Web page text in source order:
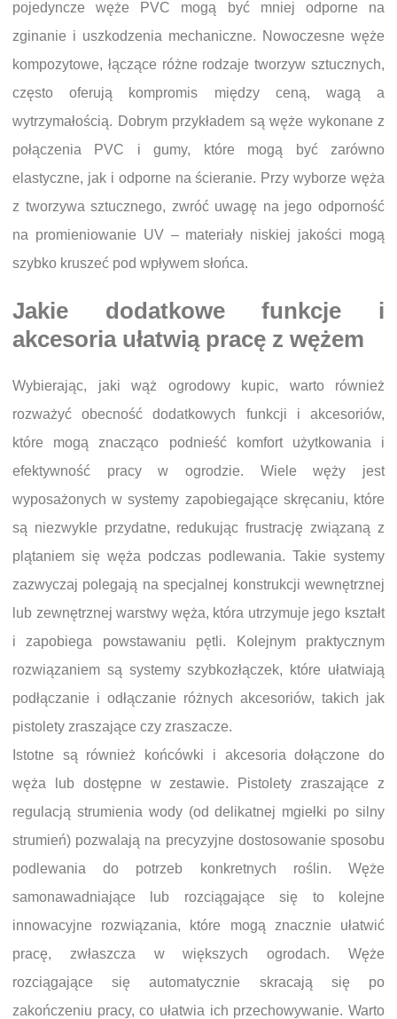
pojedyncze węże PVC mogą być mniej odporne na
zginanie i uszkodzenia mechaniczne. Nowoczesne węże
kompozytowe, łączące różne rodzaje tworzyw sztucznych,
często oferują kompromis między ceną, wagą a
wytrzymałością. Dobrym przykładem są węże wykonane z
połączenia PVC i gumy, które mogą być zarówno
elastyczne, jak i odporne na ścieranie. Przy wyborze węża
z tworzywa sztucznego, zwróć uwagę na jego odporność
na promieniowanie UV – materiały niskiej jakości mogą
szybko kruszeć pod wpływem słońca.
Jakie dodatkowe funkcje i
akcesoria ułatwią pracę z wężem
Wybierając, jaki wąż ogrodowy kupic, warto również
rozważyć obecność dodatkowych funkcji i akcesoriów,
które mogą znacząco podnieść komfort użytkowania i
efektywność pracy w ogrodzie. Wiele węży jest
wyposażonych w systemy zapobiegające skręcaniu, które
są niezwykle przydatne, redukując frustrację związaną z
plątaniem się węża podczas podlewania. Takie systemy
zazwyczaj polegają na specjalnej konstrukcji wewnętrznej
lub zewnętrznej warstwy węża, która utrzymuje jego kształt
i zapobiega powstawaniu pętli. Kolejnym praktycznym
rozwiązaniem są systemy szybkozłączek, które ułatwiają
podłączanie i odłączanie różnych akcesoriów, takich jak
pistolety zraszające czy zraszacze.
Istotne są również końcówki i akcesoria dołączone do
węża lub dostępne w zestawie. Pistolety zraszające z
regulacją strumienia wody (od delikatnej mgiełki po silny
strumień) pozwalają na precyzyjne dostosowanie sposobu
podlewania do potrzeb konkretnych roślin. Węże
samonawadniające lub rozciągające się to kolejne
innowacyjne rozwiązania, które mogą znacznie ułatwić
pracę, zwłaszcza w większych ogrodach. Węże
rozciągające się automatycznie skracają się po
zakończeniu pracy, co ułatwia ich przechowywanie. Warto